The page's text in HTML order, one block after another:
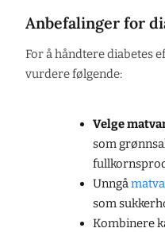
Anbefalinger for
For å håndtere diabetes
vurdere følgende:
Velge
som
Unngå
som
Kombinere